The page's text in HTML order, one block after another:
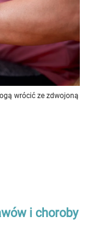
wrócić ze zdwojoną
i choroby